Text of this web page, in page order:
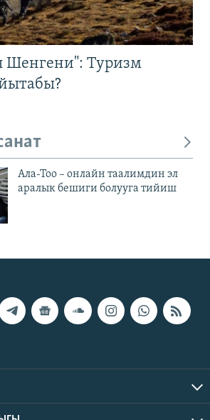
Шенгени": Туризм
Ала-Тоо – онлайн таалимдин эл
аралык бешиги болууга тийиш